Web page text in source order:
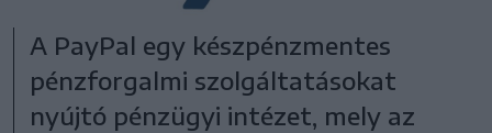
A PayPal egy készpénzmentes
pénzforgalmi szolgáltatásokat
nyújtó pénzügyi intézet, mely az